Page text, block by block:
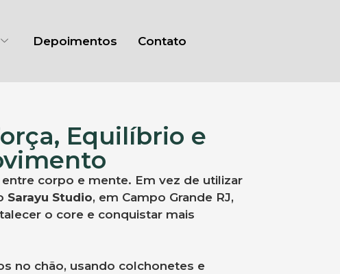
Depoimentos Contato
Equilíbrio e
corpo e mente. Em vez de utilizar
Sarayu Studio, em Campo Grande RJ,
o core e conquistar mais
no chão, usando colchonetes e